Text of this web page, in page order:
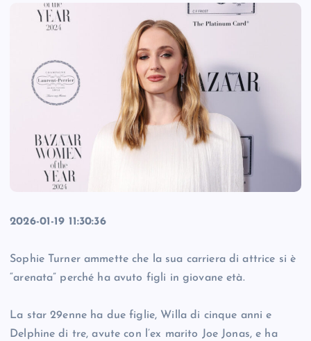
2026-01-19 11:30:36
Sophie Turner ammette che la sua carriera di attrice si è
“arenata” perché ha avuto figli in giovane età.
La star 29enne ha due figlie, Willa di cinque anni e
Delphine di tre, avute con l’ex marito Joe Jonas, e ha